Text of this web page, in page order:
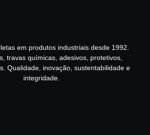
em produtos industriais desde 1992.
travas químicas, adesivos, protetivos,
Qualidade, inovação, sustentabilidade e
integridade.